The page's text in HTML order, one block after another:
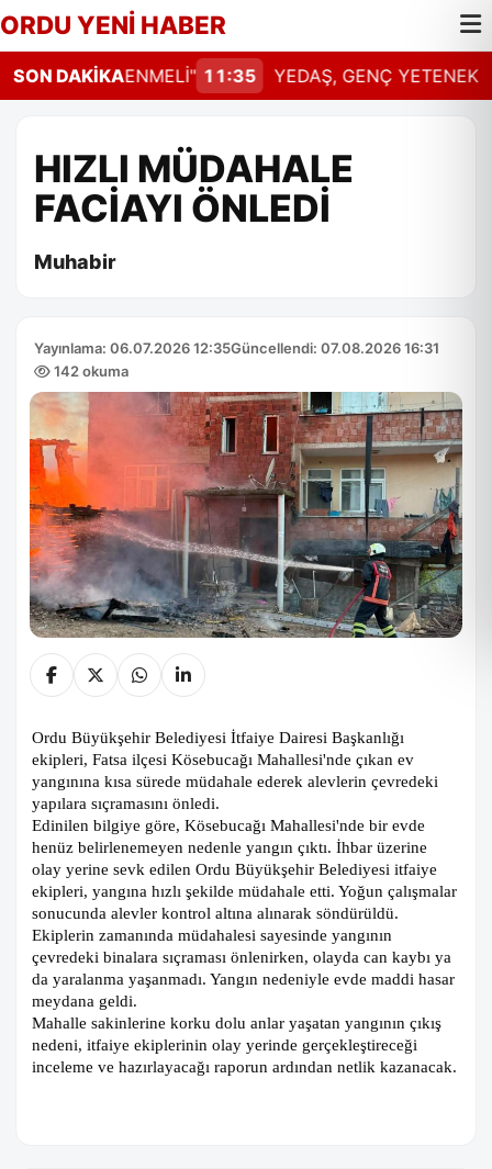
ORDU YENİ HABER
SON DAKİKA
GÜNCELLENMELİ" 11:35 YEDAŞ, GENÇ
HIZLI MÜDAHALE
FACİAYI ÖNLEDİ
Muhabir
Yayınlama: 06.07.2026 12:35Güncellendi: 07.08.2026 16:31
142 okuma
Ordu Büyükşehir Belediyesi İtfaiye Dairesi Başkanlığı
ekipleri, Fatsa ilçesi Kösebucağı Mahallesi'nde çıkan ev
yangınına kısa sürede müdahale ederek alevlerin çevredeki
yapılara sıçramasını önledi.
Edinilen bilgiye göre, Kösebucağı Mahallesi'nde bir evde
henüz belirlenemeyen nedenle yangın çıktı. İhbar üzerine
olay yerine sevk edilen Ordu Büyükşehir Belediyesi itfaiye
ekipleri, yangına hızlı şekilde müdahale etti. Yoğun çalışmalar
sonucunda alevler kontrol altına alınarak söndürüldü.
Ekiplerin zamanında müdahalesi sayesinde yangının
çevredeki binalara sıçraması önlenirken, olayda can kaybı ya
da yaralanma yaşanmadı. Yangın nedeniyle evde maddi hasar
meydana geldi.
Mahalle sakinlerine korku dolu anlar yaşatan yangının çıkış
nedeni, itfaiye ekiplerinin olay yerinde gerçekleştireceği
inceleme ve hazırlayacağı raporun ardından netlik kazanacak.